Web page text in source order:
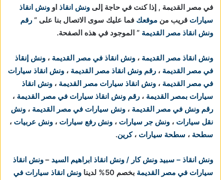
في مصر القديمة , إذا كنت في حاجة إلى ونش انقاذ او ونش انقاذ
سيارات قريب من موقعك فما عليك سوى الاتصال بنا على “ رقم
ونش انقاذ مصر القديمة ” الموجود في هذه الصفحة.
ونش انقاذ مصر القديمة ، ونش انقاذ في مصر القديمة ، ونش إنقاذ
في مصر القديمة ، رقم ونش انقاذ مصر القديمة ، ونش انقاذ سيارات
في مصر القديمة ، ونش انقاذ سيارات مصر القديمة ، ونش انقاذ
سيارات بمصر القديمة ، رقم ونش انقاذ سيارات في مصر القديمة ،
رقم ونش في مصر القديمة ، ونش سيارات في مصر القديمة ، ونش
نقل سيارات ، ونش جر سيارات ، ونش رفع سيارات ، ونش عربيات ،
سطحة ، سطحة سيارات ،كرين.
ونش انقاذ – سبيد ونش كار / ونش انقاذ ابراهيم السيد – ونش انقاذ
سيارات في مصر القديمة بخصم 50% لدينا
ونش انقاذ سيارات في